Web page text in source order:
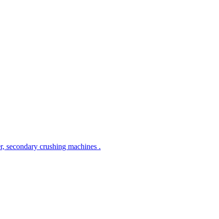
secondary crushing machines .